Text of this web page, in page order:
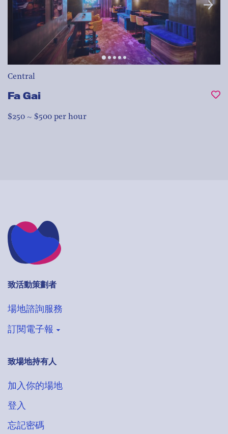
Central
Fa Gai
$250 ~ $500 per hour
致活動策劃者
場地諮詢服務
訂閱電子報
登記收取VenueHub電子通訊
搶先獲得最新場地情報
致場地持有人
加入你的場地
登入
忘記密碼